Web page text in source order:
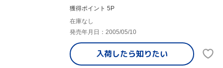
獲得ポイント 5P
在庫なし
発売年月日：2005/05/10
入荷したら知りたい